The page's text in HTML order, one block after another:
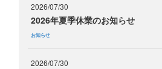
2026/07/30
2026年夏季休業のお知らせ
お知らせ
2026/07/30